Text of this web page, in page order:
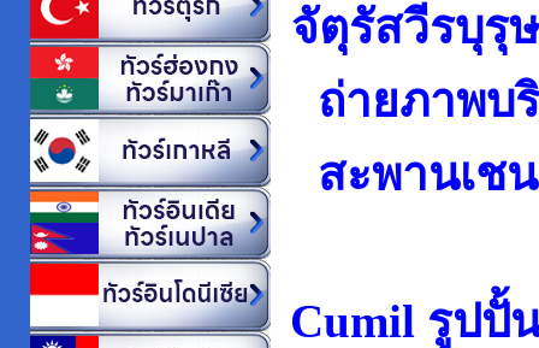
จัตุรัสวีรบุรุ
ถ่ายภาพบ
สะพานเช
Cumil รูปปั้